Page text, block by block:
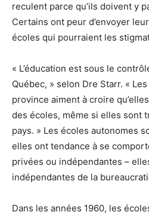
reculent parce qu’ils doivent y
Certains ont peur d’envoyer
écoles qui pourraient les
« L’éducation est sous le
Québec, » selon Dre Starr. «
province aiment à croire
des écoles, même si elles sont
pays. » Les écoles autonomes
elles ont tendance à se
privées ou indépendantes –
indépendantes de la
Dans les années 1960, les